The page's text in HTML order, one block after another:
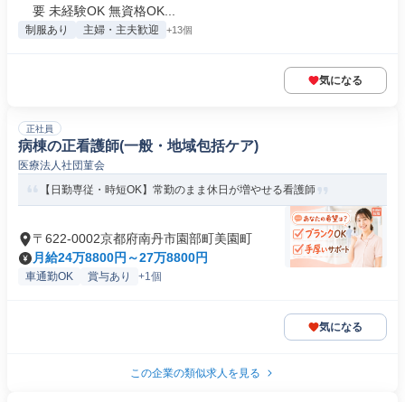
要 未経験OK 無資格OK...
制服あり 主婦・主夫歓迎 +13個
気になる
正社員
病棟の正看護師(一般・地域包括ケア)
医療法人社団菫会
【日勤専従・時短OK】常勤のまま休日が増やせる看護師
〒622-0002京都府南丹市園部町美園町
月給24万8800円～27万8800円
車通勤OK 賞与あり +1個
気になる
この企業の類似求人を見る